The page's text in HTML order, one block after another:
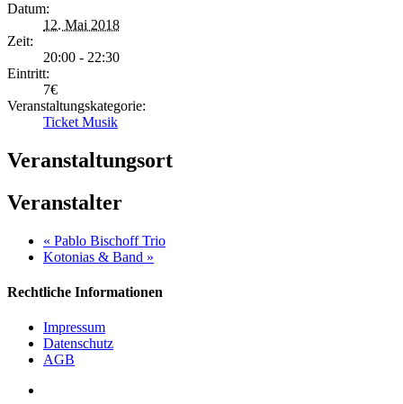
Datum:
12. Mai 2018
Zeit:
20:00 - 22:30
Eintritt:
7€
Veranstaltungskategorie:
Ticket Musik
Veranstaltungsort
Veranstalter
« Pablo Bischoff Trio
Kotonias & Band »
Rechtliche Informationen
Impressum
Datenschutz
AGB